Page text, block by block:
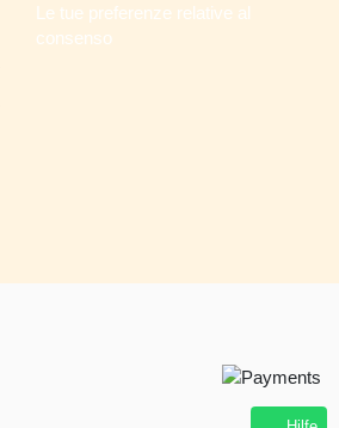
Le tue preferenze relative al
consenso